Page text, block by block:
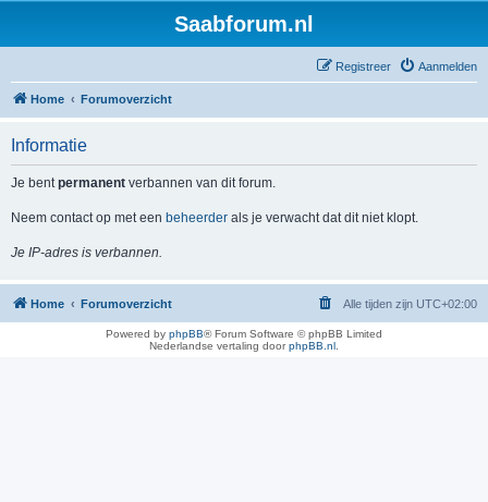
Saabforum.nl
Aanmelden
Registreer
Home Forumoverzicht
Informatie
Je bentpermanent verbannen van dit forum.
Neem contact op met een beheerder als je verwacht dat dit niet klopt.
Je IP-adres is verbannen.
Home Forumoverzicht Alle tijden zijn UTC+02:00
Powered by phpBB® Forum Software © phpBB Limited
Nederlandse vertaling doorphpBB.nl